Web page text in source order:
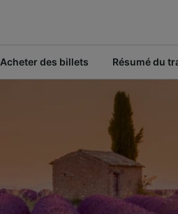
Acheter des billets Résumé du